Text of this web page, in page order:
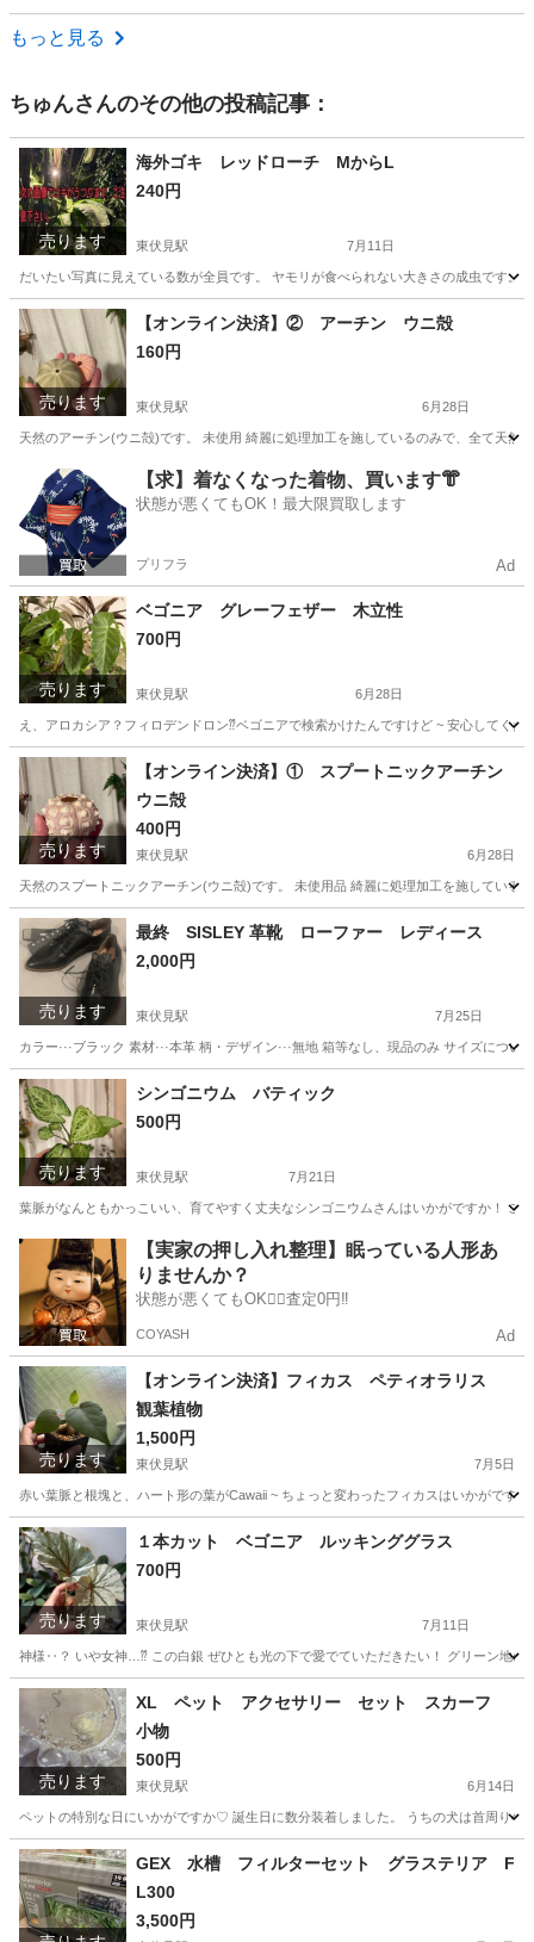
東京 江東区
もっと見る
ちゅんさんのその他の投稿記事：
売ります
海外ゴキ レッドローチ MからL
240円
東伏見駅 7月11日
だいたい写真に見えている数が全員です。 ヤモリが食べられない大きさの成虫です
東京 西東京市 東伏見駅 その他 レッドローチ
売ります
【オンライン決済】② アーチン ウニ殻
160円
東伏見駅 6月28日
天然のアーチン(ウニ殻)です。 未使用 綺麗に処理加工を施しているのみで、全て天然
東京 西東京市 東伏見駅 その他 天然
【求】着なくなった着物、買います👘
状態が悪くてもOK！最大限買取します
プリフラ Ad
売ります
ベゴニア グレーフェザー 木立性
700円
東伏見駅 6月28日
え、アロカシア？フィロデンドロン⁇ベゴニアで検索かけたんですけど ~ 安心してく
東京 西東京市 東伏見駅 その他
売ります
【オンライン決済】① スプートニックアーチン
ウニ殻
400円
東伏見駅 6月28日
天然のスプートニックアーチン(ウニ殻)です。 未使用品 綺麗に処理加工を施してい
東京 西東京市 その他
売ります
最終 SISLEY 革靴 ローファー レディース
2,000円
東伏見駅 7月25日
カラー···ブラック 素材···本革 柄・デザイン···無地 箱等なし、現品のみ サイズに
東京 西東京市 東伏見駅
売ります
シンゴニウム バティック
500円
東伏見駅 7月21日
葉脈がなんともかっこいい、育てやすく丈夫なシンゴニウムさんはいかがですか！ こ
東京 西東京市 東伏見駅 その他
【実家の押し入れ整理】眠っている人形あ
りませんか？
状態が悪くてもOK🙆‍♀️査定0円‼️
COYASH Ad
売ります
【オンライン決済】フィカス ペティオラリス
観葉植物
1,500円
東伏見駅 7月5日
赤い葉脈と根塊と、ハート形の葉がCawaii ~ ちょっと変わったフィカスはいかがで
東京 西東京市 東伏見駅 その他 フィカス
売ります
１本カット ベゴニア ルッキンググラス
700円
東伏見駅 7月11日
神様‥？ いや女神…⁇ この白銀 ぜひとも光の下で愛でていただきたい！ グリーン地の
東京 西東京市 東伏見駅 その他
売ります
XL ペット アクセサリー セット スカーフ
小物
500円
東伏見駅 6月14日
ペットの特別な日にいかがですか♡ 誕生日に数分装着しました。 うちの犬は首周り
東京 西東京市 東伏見駅
GEX 水槽 フィルターセット グラステリア F
L300
3,500円